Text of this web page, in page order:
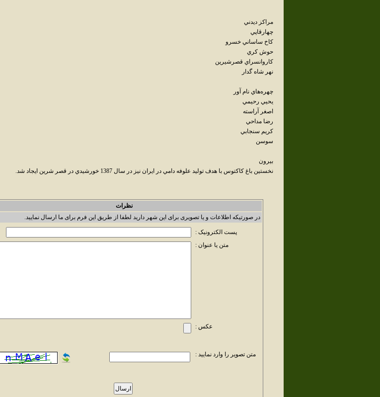
مراکز ديدني
چهارقاپي
کاخ ساساني خسرو
حوش کري
کاروانسراي قصرشيرين
نهر شاه گدار
چهره‌هاي نام آور
يحيي رحيمي
اصغر آراسته
رضا مداحي
کريم سنجابي
سوسن
بيرون
نخستين باغ کاکتوس با هدف توليد علوفه دامي در ايران نيز در سال 1387 خورشيدي در قصر شرين ايجاد شد.
نظرات
در صورتیکه اطلاعات و یا تصویری برای این شهر دارید لطفا از طریق این فرم برای ما ارسال نمایید.
پست الکترونیک :
متن یا عنوان :
عکس :
متن تصویر را وارد نمایید :